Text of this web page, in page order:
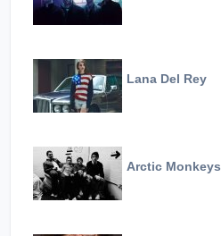
Lana Del Rey
Arctic Monkeys